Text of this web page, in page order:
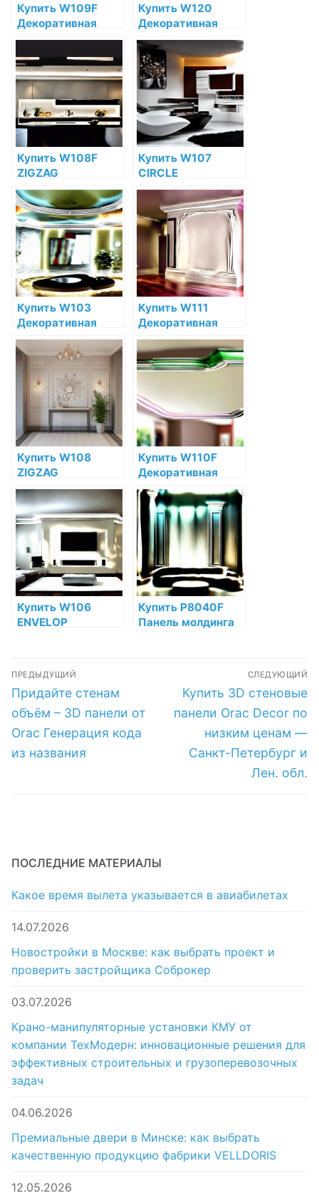
Купить W109F
Декоративная
панель гибкая Orac
Decor Valley
Полиуретан Orac
Decor по низкой
цене в интернет-
магазине
Купить W120
Декоративная
панель Orac Decor
Autoire
Полиуретан по
низкой цене в
интернет-
магазине
Купить W108F
ZIGZAG
Декоративная
панель гибкая Orac
Decor Полиуретан
Orac Decor по
низкой цене в
интернет-
магазине
Купить W107
CIRCLE
Декоративная
панель Orac Decor
Полиуретан Orac
Decor по низкой
цене в интернет-
магазине
Купить W103
Декоративная
панель Cubi Orac
Decor Полиуретан
Orac Decor по
низкой цене в
интернет-
магазине
Купить W111
Декоративная
панель Orac Decor
Bar Полиуретан
Orac Decor по
низкой цене в
интернет-
магазине
Купить W108
ZIGZAG
Декоративная
панель Orac Decor
Полиуретан Orac
Decor по низкой
цене в интернет-
магазине
Купить W110F
Декоративная
панель гибкая Orac
Decor Hill
Полиуретан Orac
Decor по низкой
цене в интернет-
магазине
Купить W106
ENVELOP
Полиуретан Orac
Decor по низкой
цене в интернет-
магазине
Купить P8040F
Панель молдинга
магазине
Навигация
по
записям
ПРЕДЫДУЩИЙ
Предыдущая
запись:
Придайте стенам
объём – 3D панели от
Orac Генерация кода
из названия
СЛЕДУЮЩИЙ
Следующая
запись:
Купить 3D стеновые
панели Orac Decor по
низким ценам —
Санкт-Петербург и
Лен. обл.
ПОСЛЕДНИЕ МАТЕРИАЛЫ
Какое время вылета указывается в авиабилетах
14.07.2026
Новостройки в Москве: как выбрать проект и
проверить застройщика Соброкер
03.07.2026
Крано-манипуляторные установки КМУ от
компании ТехМодерн: инновационные решения для
эффективных строительных и грузоперевозочных
задач
04.06.2026
Премиальные двери в Минске: как выбрать
качественную продукцию фабрики VELLDORIS
12.05.2026